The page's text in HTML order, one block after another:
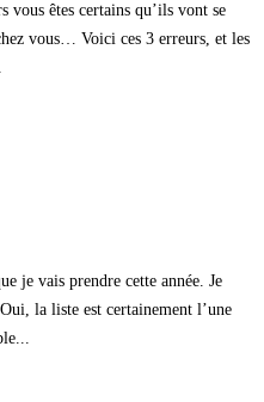
êtes certains qu’ils vont se
vous… Voici ces 3 erreurs, et les
je vais prendre cette année. Je
la liste est certainement l’une